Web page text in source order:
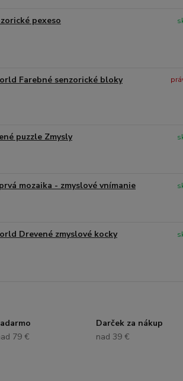
pexeso
Farebné senzorické bloky
puzzle Zmysly
mozaika - zmyslové vnímanie
Drevené zmyslové kocky
79 €
Darček za nákup
nad 39 €